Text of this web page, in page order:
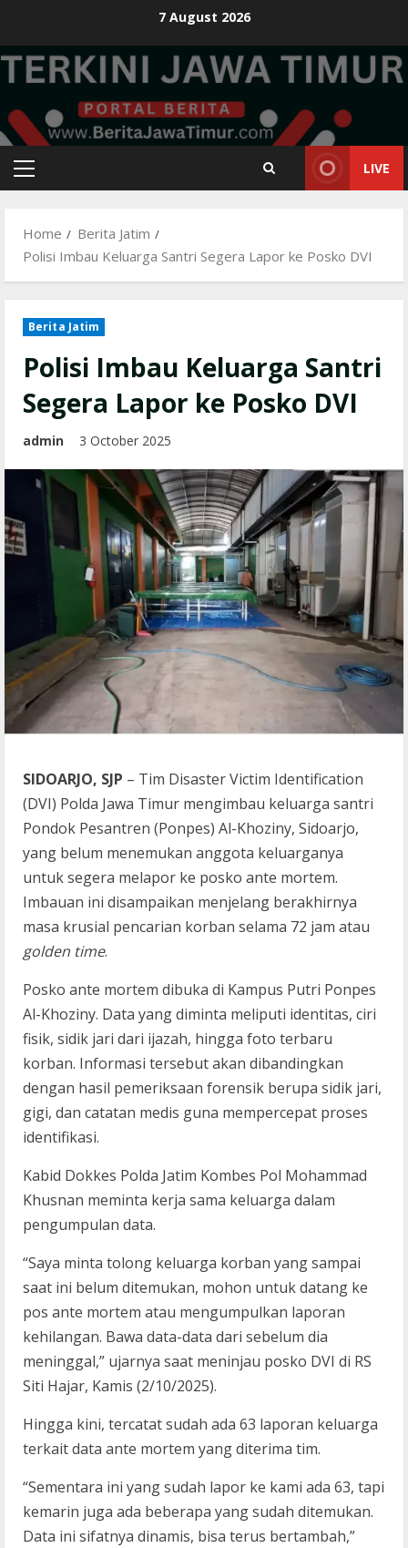
content
7 August 2026
Primary
LIVE
Home
Berita Jatim
Polisi Imbau Keluarga Santri Segera Lapor ke Posko DVI
Berita Jatim
Polisi Imbau Keluarga Santri
Segera Lapor ke Posko DVI
admin 3 October 2025
SIDOARJO, SJP – Tim Disaster Victim Identification
(DVI) Polda Jawa Timur mengimbau keluarga santri
Pondok Pesantren (Ponpes) Al-Khoziny, Sidoarjo,
yang belum menemukan anggota keluarganya
untuk segera melapor ke posko ante mortem.
Imbauan ini disampaikan menjelang berakhirnya
masa krusial pencarian korban selama 72 jam atau
golden time.
Posko ante mortem dibuka di Kampus Putri Ponpes
Al-Khoziny. Data yang diminta meliputi identitas, ciri
fisik, sidik jari dari ijazah, hingga foto terbaru
korban. Informasi tersebut akan dibandingkan
dengan hasil pemeriksaan forensik berupa sidik jari,
gigi, dan catatan medis guna mempercepat proses
identifikasi.
Kabid Dokkes Polda Jatim Kombes Pol Mohammad
Khusnan meminta kerja sama keluarga dalam
pengumpulan data.
“Saya minta tolong keluarga korban yang sampai
saat ini belum ditemukan, mohon untuk datang ke
pos ante mortem atau mengumpulkan laporan
kehilangan. Bawa data-data dari sebelum dia
meninggal,” ujarnya saat meninjau posko DVI di RS
Siti Hajar, Kamis (2/10/2025).
Hingga kini, tercatat sudah ada 63 laporan keluarga
terkait data ante mortem yang diterima tim.
“Sementara ini yang sudah lapor ke kami ada 63, tapi
kemarin juga ada beberapa yang sudah ditemukan.
Data ini sifatnya dinamis, bisa terus bertambah,”